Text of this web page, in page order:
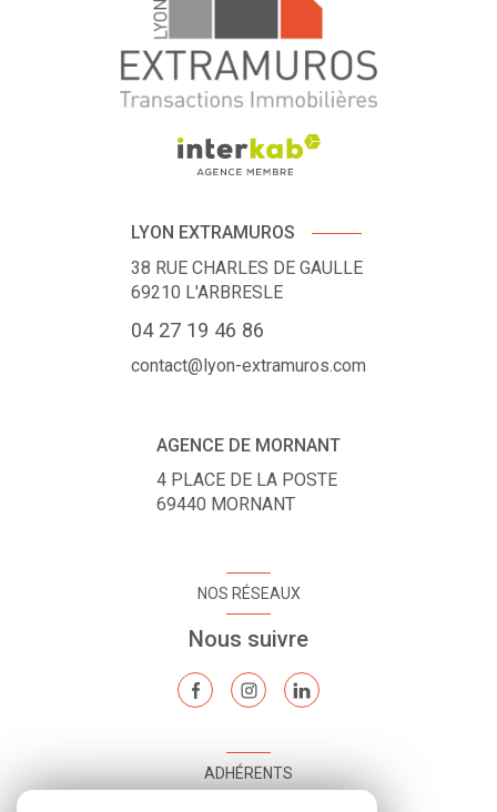
LYON EXTRAMUROS
38 RUE CHARLES DE GAULLE
69210 L'ARBRESLE
04 27 19 46 86
contact@lyon-extramuros.com
AGENCE DE MORNANT
4 PLACE DE LA POSTE
69440 MORNANT
NOS RÉSEAUX
Nous suivre
ADHÉRENTS